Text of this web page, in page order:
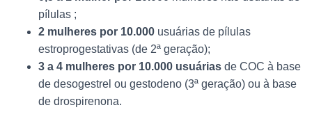
pílulas ;
2 mulheres por 10.000 usuárias de pílulas
estroprogestativas (de 2ª geração);
3 a 4 mulheres por 10.000 usuárias de COC à base
de desogestrel ou gestodeno (3ª geração) ou à base
de drospirenona.